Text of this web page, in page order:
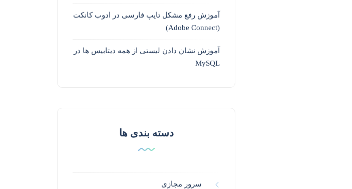
آموزش رفع مشکل تایپ فارسی در ادوب کانکت
(Adobe Connect)
آموزش نشان دادن لیستی از همه دیتابیس ها در
MySQL
دسته بندی ها
سرور مجازی